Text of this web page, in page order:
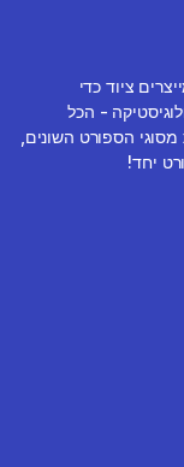
ציוד כדי
- הכל
הספורט השונים,